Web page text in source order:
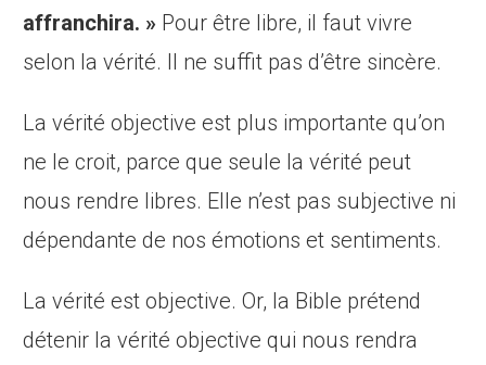
affranchira. » Pour être libre, il faut vivre
selon la vérité. Il ne suffit pas d’être sincère.
La vérité objective est plus importante qu’on
ne le croit, parce que seule la vérité peut
nous rendre libres. Elle n’est pas subjective ni
dépendante de nos émotions et sentiments.
La vérité est objective. Or, la Bible prétend
détenir la vérité objective qui nous rendra